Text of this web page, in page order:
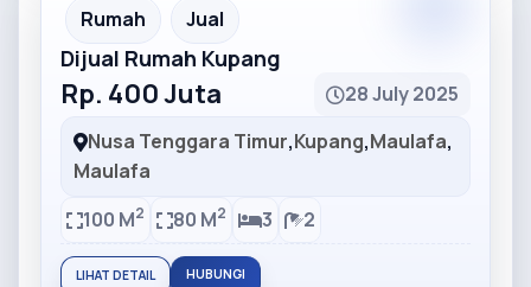
Partner Ad
Rumah Jual
Dijual Rumah Kupang
Rp. 400 Juta
28 July 2025
Nusa Tenggara Timur,Kupang,Maulafa,
Maulafa
100 M2 80 M2 3 2
LIHAT DETAIL HUBUNGI